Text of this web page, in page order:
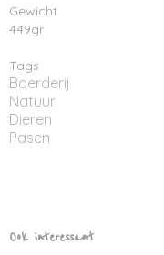
Gewicht
449gr
Tags
Boerderij
Natuur
Dieren
Pasen
Ook interessant